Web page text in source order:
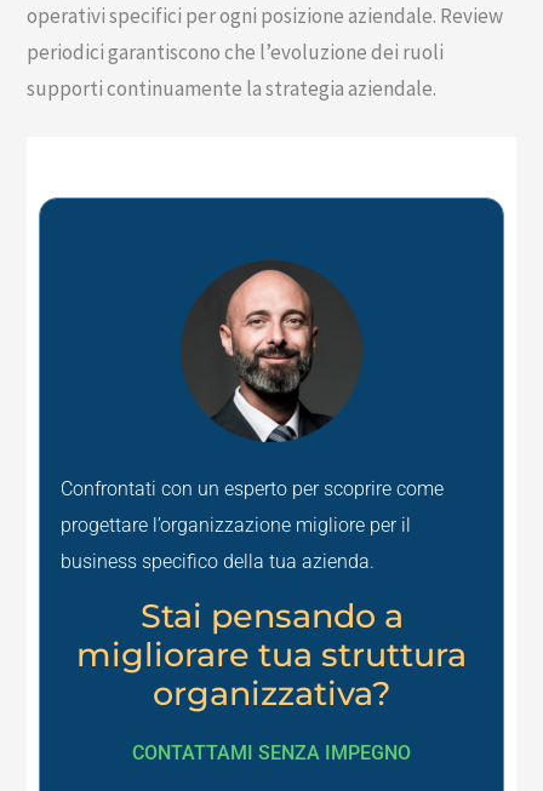
operativi specifici per ogni posizione aziendale. Review
periodici garantiscono che l’evoluzione dei ruoli
supporti continuamente la strategia aziendale.
Confrontati con un esperto per scoprire come
progettare l’organizzazione migliore per il
business specifico della tua azienda.
Stai pensando a
migliorare tua struttura
organizzativa?
CONTATTAMI SENZA IMPEGNO